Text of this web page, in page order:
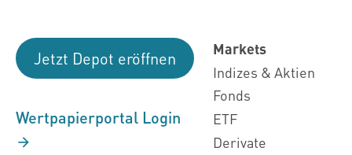
Jetzt Depot eröffnen
Wertpapierportal Login
Markets
Indizes & Aktien
Fonds
ETF
Derivate